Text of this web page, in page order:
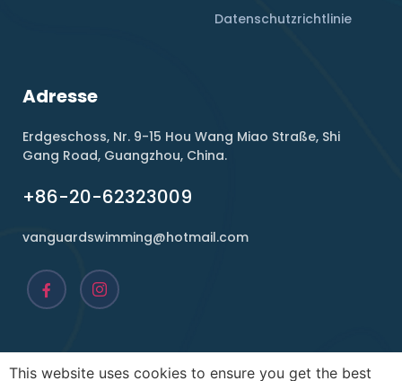
Datenschutzrichtlinie
Adresse
Erdgeschoss, Nr. 9-15 Hou Wang Miao Straße, Shi
Gang Road, Guangzhou, China.
+86-20-62323009
vanguardswimming@hotmail.com
This website uses cookies to ensure you get the best